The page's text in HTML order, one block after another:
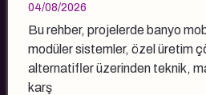
04/08/2026
Bu rehber, projelerde banyo
modüler sistemler, özel üretim
alternatifler üzerinden teknik,
karş